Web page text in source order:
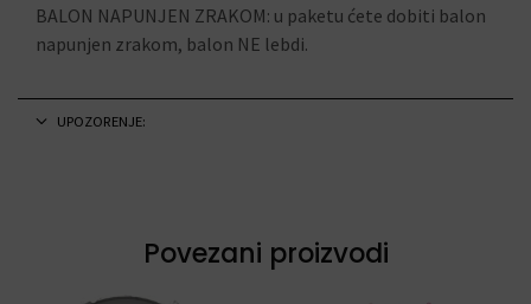
BALON NAPUNJEN ZRAKOM: u paketu ćete dobiti balon
napunjen zrakom, balon NE lebdi.
UPOZORENJE:
Povezani proizvodi